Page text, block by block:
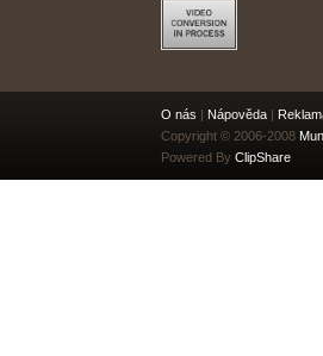
O nás | Nápověda |
Copyright © 2006-2008
Powered By ClipShare